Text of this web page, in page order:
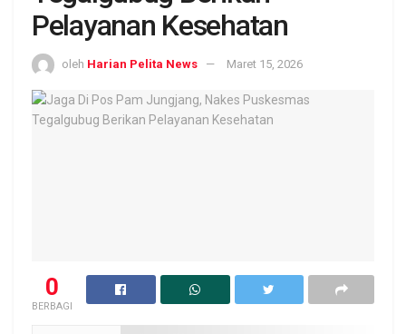
Pelayanan Kesehatan
oleh Harian Pelita News Maret 15, 2026
0
BERBAGI